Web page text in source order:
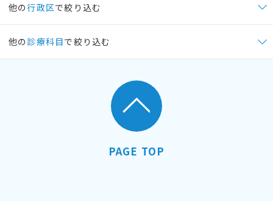
他の行政区で絞り込む
他の 診療科目で絞り込む
PAGE TOP